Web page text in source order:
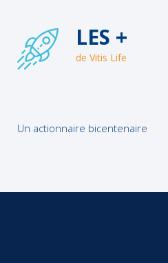
LES +
de Vitis Life
Un actionnaire bicentenaire